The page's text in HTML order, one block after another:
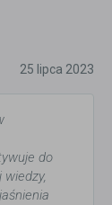
25 lipca 2023
do
wiedzy,